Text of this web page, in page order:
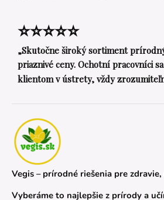
⭐⭐⭐⭐⭐
„Skutočne široký sortiment
priaznivé ceny. Ochotní pracovníci
klientom v ústrety, vždy
Vegis – prírodné riešenia pre
Vyberáme to najlepšie z prírody a